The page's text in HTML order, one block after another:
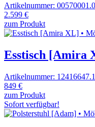
Artikelnummer:
2.599 €
zum Produkt
Esstisch [Amira
Artikelnummer:
849 €
zum Produkt
Sofort verfügbar!